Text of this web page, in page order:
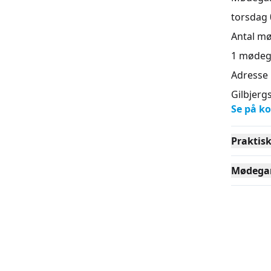
For
Kurset
Vil
Vil
torsdag
Antal
1
Adresse
Se på